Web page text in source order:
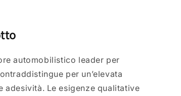
automobilistico leader per
per un’elevata
adesività. Le esigenze qualitative